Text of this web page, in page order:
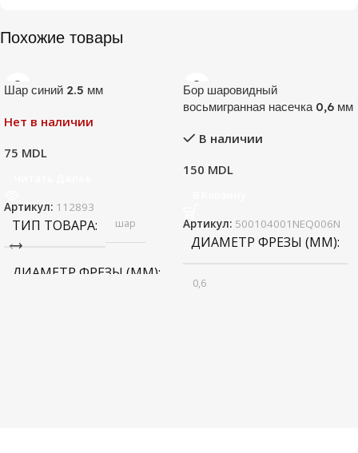
Похожие товары
Шар синий 2.5 мм
Нет в наличии
75 MDL
Артикул: 112893
ТИП ТОВАРА шар
ДИАМЕТР ФРЕЗЫ (ММ)
Бор шаровидный
восьмигранная насечка 0,6 мм
В наличии
150 MDL
Артикул: 500104001NEQ006N
ДИАМЕТР ФРЕЗЫ (ММ)
0,6